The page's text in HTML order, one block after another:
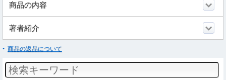
商品の内容
著者紹介
商品の返品について